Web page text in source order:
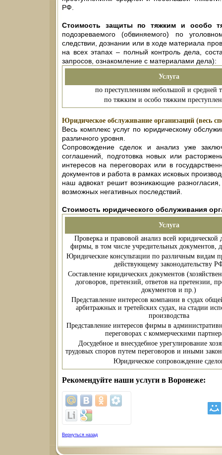
РФ.
Стоимость защиты по тяжким и особо
подозреваемого (обвиняемого) по
следствии, дознании или в ходе материала
на всех этапах – полный контроль дела,
запросов, ознакомление с материалами дела):
Услуга
по преступлениям небольшой и средней
по тяжким и особо тяжким
Юридическое обслуживание организаций (весь
Весь комплекс услуг по юридическому
различного уровня.
Сопровождение сделок и анализ уже
соглашений, подготовка новых или
интересов на переговорах или в
документов и работа в рамках исковых
наш адвокат решит возникающие
возможных негативных последствий.
Стоимость юридического обслуживания
Услуга
Проверка и правовой анализ всей юридической
фирмы, в том числе учредительных документов,
Юридические консультации по различным видам
действующему законодательству
Составление юридических документов
договоров, претензий, ответов на претензии,
документов и пр.)
Представление интересов компании в судах
арбитражных и третейских судах, на стадии
производства
Представление интересов фирмы в
переговорах с коммерческими
Досудебное и внесудебное урегулирование
трудовых споров путем переговоров и иными
Юридическое сопровождение
Рекомендуйте наши услуги в Воронеже:
Вернуться назад